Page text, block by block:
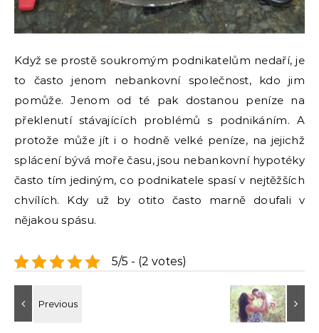
Když se prostě soukromým podnikatelům nedaří, je
to často jenom nebankovní společnost, kdo jim
pomůže. Jenom od té pak dostanou peníze na
překlenutí stávajících problémů s podnikáním. A
protože může jít i o hodně velké peníze, na jejichž
splácení bývá moře času, jsou nebankovní hypotéky
často tím jediným, co podnikatele spasí v nejtěžších
chvílích. Kdy už by otito často marně doufali v
nějakou spásu.
5/5 - (2 votes)